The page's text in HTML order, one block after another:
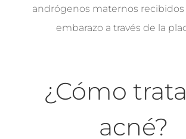
andrógenos maternos
embarazo a través de la
¿Cómo
acné?